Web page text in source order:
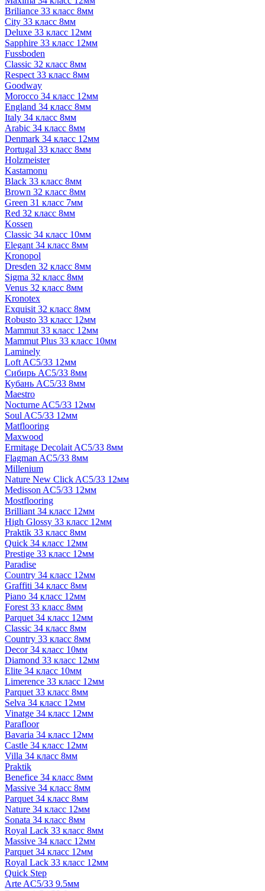
Briliance 33 класс 8мм
City 33 класс 8мм
Deluxe 33 класс 12мм
Sapphire 33 класс 12мм
Fussboden
Classic 32 класс 8мм
Respect 33 класс 8мм
Goodway
Morocco 34 класс 12мм
England 34 класс 8мм
Italy 34 класс 8мм
Arabic 34 класс 8мм
Denmark 34 класс 12мм
Portugal 33 класс 8мм
Holzmeister
Kastamonu
Black 33 класс 8мм
Brown 32 класс 8мм
Green 31 класс 7мм
Red 32 класс 8мм
Kossen
Classic 34 класс 10мм
Elegant 34 класс 8мм
Kronopol
Dresden 32 класс 8мм
Sigma 32 класс 8мм
Venus 32 класс 8мм
Kronotex
Exquisit 32 класс 8мм
Robusto 33 класс 12мм
Mammut 33 класс 12мм
Mammut Plus 33 класс 10мм
Laminely
Loft AC5/33 12мм
Сибирь AC5/33 8мм
Кубань AC5/33 8мм
Maestro
Nocturne AC5/33 12мм
Soul AC5/33 12мм
Matflooring
Maxwood
Ermitage Decolait AC5/33 8мм
Flagman AC5/33 8мм
Millenium
Nature New Click AC5/33 12мм
Medisson AC5/33 12мм
Mostflooring
Brilliant 34 класс 12мм
High Glossy 33 класс 12мм
Praktik 33 класс 8мм
Quick 34 класс 12мм
Prestige 33 класс 12мм
Paradise
Country 34 класс 12мм
Graffiti 34 класс 8мм
Piano 34 класс 12мм
Forest 33 класс 8мм
Parquet 34 класс 12мм
Classic 34 класс 8мм
Country 33 класс 8мм
Decor 34 класс 10мм
Diamond 33 класс 12мм
Elite 34 класс 10мм
Limerence 33 класс 12мм
Parquet 33 класс 8мм
Selva 34 класс 12мм
Vinatge 34 класс 12мм
Parafloor
Bavaria 34 класс 12мм
Castle 34 класс 12мм
Villa 34 класс 8мм
Praktik
Benefice 34 класс 8мм
Massive 34 класс 8мм
Parquet 34 класс 8мм
Nature 34 класс 12мм
Sonata 34 класс 8мм
Royal Lack 33 класс 8мм
Massive 34 класс 12мм
Parquet 34 класс 12мм
Royal Lack 33 класс 12мм
Quick Step
Arte AC5/33 9.5мм